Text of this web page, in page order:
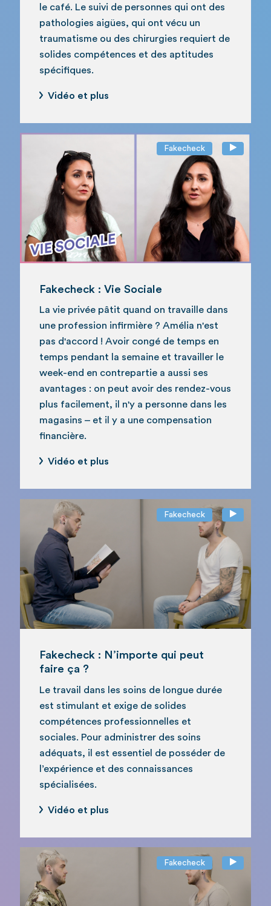
le café. Le suivi de personnes qui ont des
pathologies aigües, qui ont vécu un
traumatisme ou des chirurgies requiert de
solides compétences et des aptitudes
spécifiques.
Vidéo et plus
Fakecheck
Fakecheck : Vie Sociale
La vie privée pâtit quand on travaille dans
une profession infirmière ? Amélia n'est
pas d'accord ! Avoir congé de temps en
temps pendant la semaine et travailler le
week-end en contrepartie a aussi ses
avantages : on peut avoir des rendez-vous
plus facilement, il n'y a personne dans les
magasins – et il y a une compensation
financière.
Vidéo et plus
Fakecheck
Fakecheck : N’importe qui peut
faire ça ?
Le travail dans les soins de longue durée
est stimulant et exige de solides
compétences professionnelles et
sociales. Pour administrer des soins
adéquats, il est essentiel de posséder de
l’expérience et des connaissances
spécialisées.
Vidéo et plus
Fakecheck